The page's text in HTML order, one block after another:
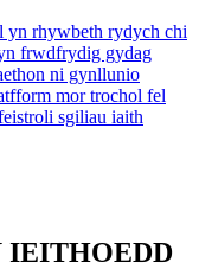
yn rhywbeth rydych chi
frwdfrydig gydag
ni gynllunio
mor trochol fel
sgiliau iaith
IEITHOEDD